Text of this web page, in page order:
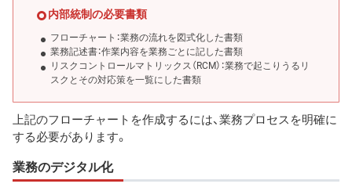
内部統制の必要書類
フローチャート：業務の流れを図式化した書類
業務記述書：作業内容を業務ごとに記した書類
リスクコントロールマトリックス（RCM）：業務で起こりうるリ
スクとその対応策を一覧にした書類
上記のフローチャートを作成するには、業務プロセスを明確に
する必要があります。
業務のデジタル化